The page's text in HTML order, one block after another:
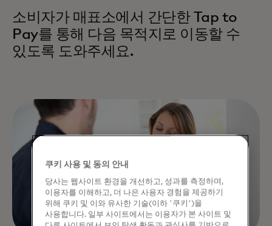
소비자가 매표소에서 간단한 Tap to
Pay를 통해 다음 목적지로 이동할 수
있도록 도와주세요.
쿠키 사용 및 동의 안내
당사는 웹사이트 환경을 개선하고, 성과를 측정하며,
이용자를 이해하고, 더 나은 사용자 경험을 제공하기
위해 쿠키 및 이와 유사한 기술(이하 '쿠키')을
사용합니다. 일부 사이트에서는 이용자가 본 사이트 및